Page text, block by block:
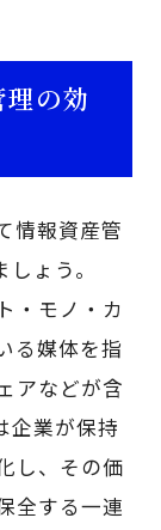
の効
情報資産管
ょう。
・モノ・カ
る媒体を指
アなどが含
企業が保持
し、その価
全する一連